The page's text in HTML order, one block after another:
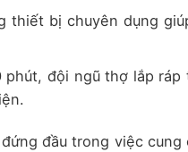
thiết bị chuyên dụng
đội ngũ thợ lắp
đầu trong việc